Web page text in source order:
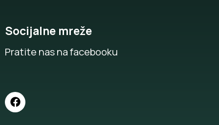
Socijalne mreže
Pratite nas na facebooku